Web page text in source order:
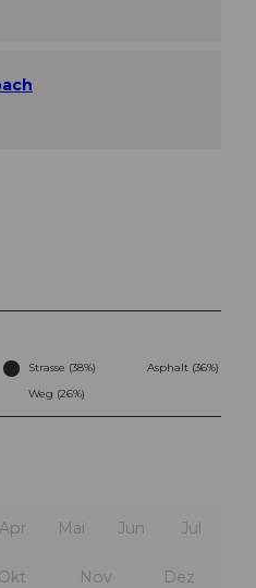
Strasse (38%)
Asphalt (36%)
Weg (26%)
Apr Mai Jun Jul
Okt Nov Dez